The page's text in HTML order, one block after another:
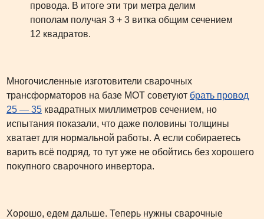
провода. В итоге эти три метра делим
пополам получая 3 + 3 витка общим сечением
12 квадратов.
Многочисленные изготовители сварочных
трансформаторов на базе МОТ советуют брать провод
25 — 35 квадратных миллиметров сечением, но
испытания показали, что даже половины толщины
хватает для нормальной работы. А если собираетесь
варить всё подряд, то тут уже не обойтись без хорошего
покупного сварочного инвертора.
Хорошо, едем дальше. Теперь нужны сварочные